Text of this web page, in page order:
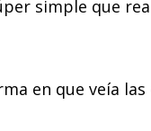
simple que
en que veía